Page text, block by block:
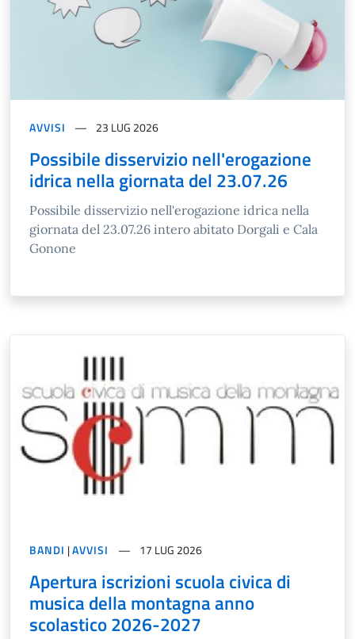
AVVISI 23 LUG 2026
Possibile disservizio nell'erogazione
idrica nella giornata del 23.07.26
Possibile disservizio nell'erogazione idrica nella
giornata del 23.07.26 intero abitato Dorgali e Cala
Gonone
BANDI |AVVISI 17 LUG 2026
Apertura iscrizioni scuola civica di
musica della montagna anno
scolastico 2026-2027